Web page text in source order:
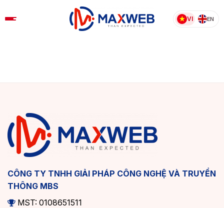
to
VI EN
CÔNG TY TNHH GIẢI PHÁP CÔNG NGHỆ VÀ TRUYỀN
THÔNG MBS
MST: 0108651511